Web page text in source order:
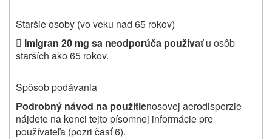
Staršie osoby (vo veku nad 65 rokov)
 Imigran 20 mg sa neodporúča používať u osôb
starších ako 65 rokov.
Spôsob podávania
Podrobný návod na použitienosovej aerodisperzie
nájdete na konci tejto písomnej informácie pre
používateľa (pozri časť 6).